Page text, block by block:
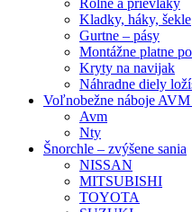
Rolne a prievlaky
Kladky, háky, šekle
Gurtne – pásy
Montážne platne
Kryty na navijak
Náhradne diely
Voľnobežne náboje
Avm
Nty
Šnorchle – zvýšene sania
NISSAN
MITSUBISHI
TOYOTA